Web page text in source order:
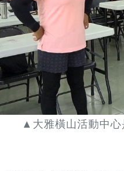
▲大雅橫山活動中